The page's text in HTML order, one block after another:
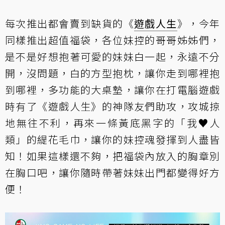
每次推出都會賣到缺貨的《遊戲人生》，今年
同樣推出超值福袋，各位妹控的哥哥姊姊們，
是不是好想抱著可愛的妹妹白一起，永遠不分
開，沒問題，白的方型抱枕，讓你走到哪裡抱
到哪裡，多功能的大桌墊，讓你在打電腦遊戲
時有了《遊戲人生》的神隊友們助攻，攻城掠
地無往不利，再來一條黃底黑字的「我♥人
類」的緹花毛巾，讓你的妹控魂發揮到人盡皆
知！如果這樣還不夠，把福袋內放入的胸章別
在胸口吧，讓你隨時帶著妹妹出門都變得好方
便！